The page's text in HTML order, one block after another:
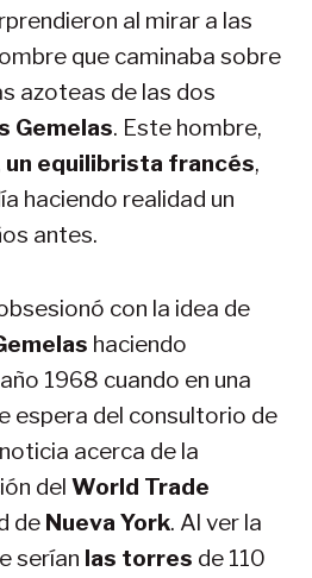
al mirar a las
que caminaba sobre
azoteas de las dos
Gemelas. Este hombre,
un equilibrista francés,
haciendo realidad un
antes.
con la idea de
haciendo
1968 cuando en una
espera del consultorio de
acerca de la
del World Trade
de Nueva York. Al ver la
serían las torres de 110